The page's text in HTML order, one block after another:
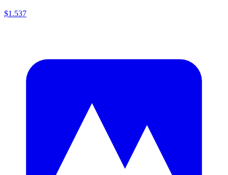
$1.537